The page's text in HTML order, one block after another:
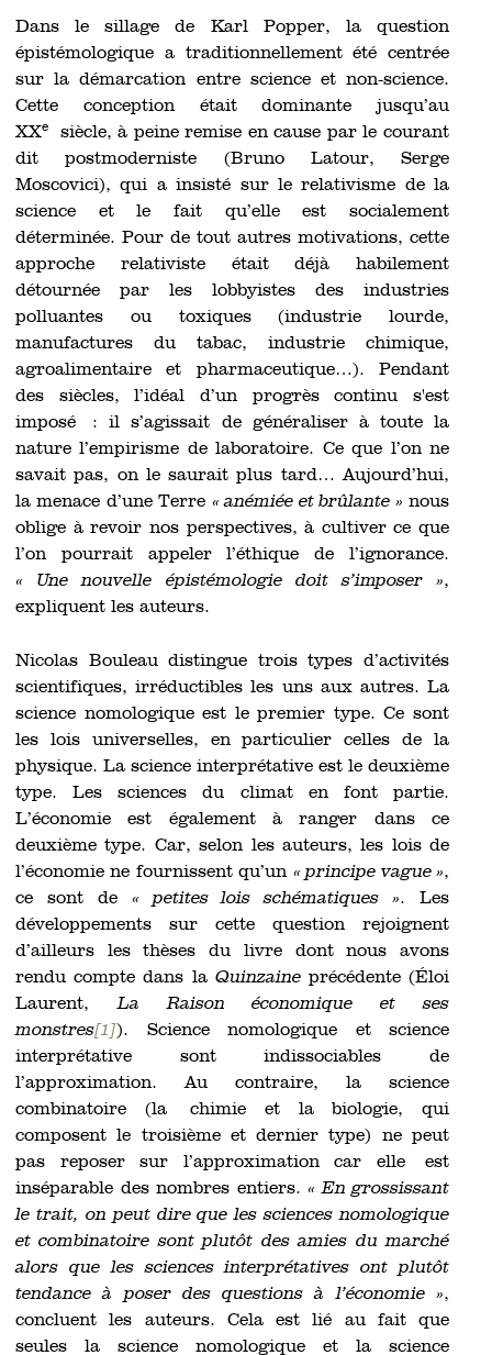
Dans le sillage de Karl Popper, la question
épistémologique a traditionnellement été centrée
sur la démarcation entre science et non-science.
Cette conception était dominante jusqu’au
XXe
siècle, à peine remise en cause par le courant
dit postmoderniste (Bruno Latour, Serge
Moscovici), qui a insisté sur le relativisme de la
science et le fait qu’elle est socialement
déterminée. Pour de tout autres motivations, cette
approche relativiste était déjà habilement
détournée par les lobbyistes des industries
polluantes ou toxiques (industrie lourde,
manufactures du tabac, industrie chimique,
agroalimentaire et pharmaceutique…). Pendant
des siècles, l’idéal d’un progrès continu s'est
imposé : il s’agissait de généraliser à toute la
nature l’empirisme de laboratoire. Ce que l’on ne
savait pas, on le saurait plus tard… Aujourd’hui,
la menace d’une Terre « anémiée et brûlante » nous
oblige à revoir nos perspectives, à cultiver ce que
l’on pourrait appeler l’éthique de l’ignorance.
« Une nouvelle épistémologie doit s’imposer »,
expliquent les auteurs.
Nicolas Bouleau distingue trois types d’activités
scientifiques, irréductibles les uns aux autres. La
science nomologique est le premier type. Ce sont
les lois universelles, en particulier celles de la
physique. La science interprétative est le deuxième
type. Les sciences du climat en font partie.
L’économie est également à ranger dans ce
deuxième type. Car, selon les auteurs, les lois de
l’économie ne fournissent qu’un « principe vague »,
ce sont de « petites lois schématiques ». Les
développements sur cette question rejoignent
d’ailleurs les thèses du livre dont nous avons
rendu compte dans la Quinzaineprécédente (Éloi
Laurent,La Raison économique et ses
monstres[1]). Science nomologique et science
interprétative sont indissociables de
l’approximation. Au contraire, la science
combinatoire (la chimie et la biologie, qui
composent le troisième et dernier type) ne peut
pas reposer sur l’approximation car elle est
inséparable des nombres entiers. « En grossissant
le trait, on peut dire que les sciences nomologique
et combinatoire sont plutôt des amies du marché
alors que les sciences interprétatives ont plutôt
tendance à poser des questions à l’économie »,
concluent les auteurs. Cela est lié au fait que
seules la science nomologique et la science